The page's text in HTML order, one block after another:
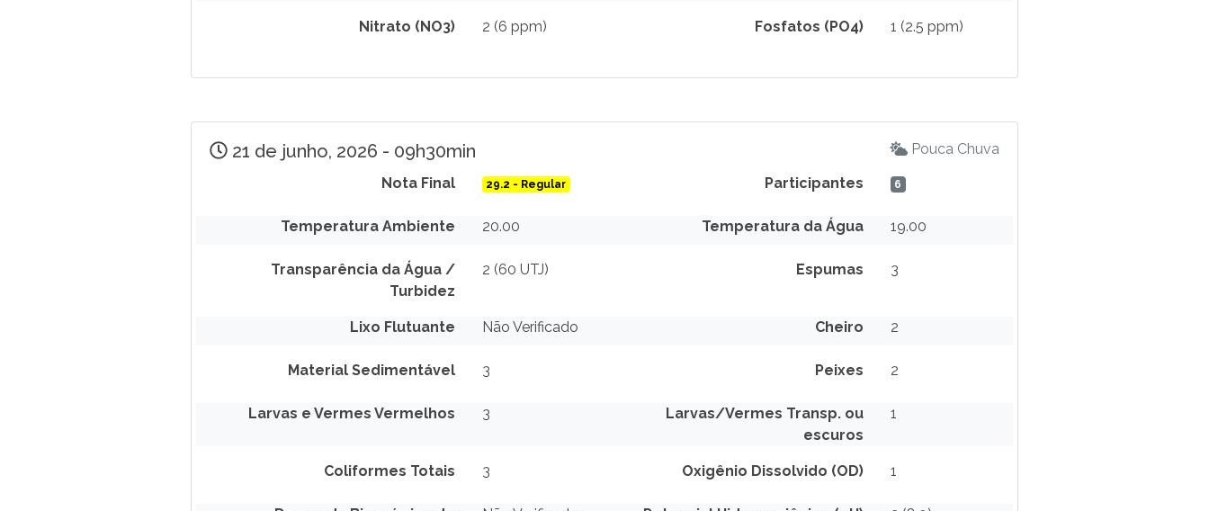
Nitrato (NO3) 2 (6 ppm) Fosfatos (PO4) 1 (2.5 ppm)
21 de junho, 2026 - 09h30min
Pouca Chuva
Nota Final
29.2 - Regular Participantes 6
Temperatura Ambiente 20.00 Temperatura da Água 19.00
Transparência da Água /
Turbidez
2 (60 UTJ) Espumas 3
Lixo Flutuante Não Verificado Cheiro 2
Material Sedimentável 3 Peixes 2
Larvas e Vermes Vermelhos 3
Larvas/Vermes Transp. ou
escuros
1
Coliformes Totais 3 Oxigênio Dissolvido (OD) 1